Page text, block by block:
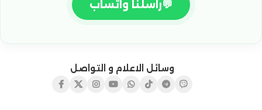
💬راسلنا واتساب
وسائل الاعلام و التواصل